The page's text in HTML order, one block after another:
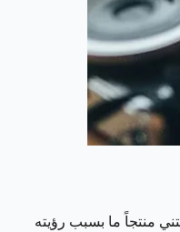
منتجاً ما بسبب رؤيته